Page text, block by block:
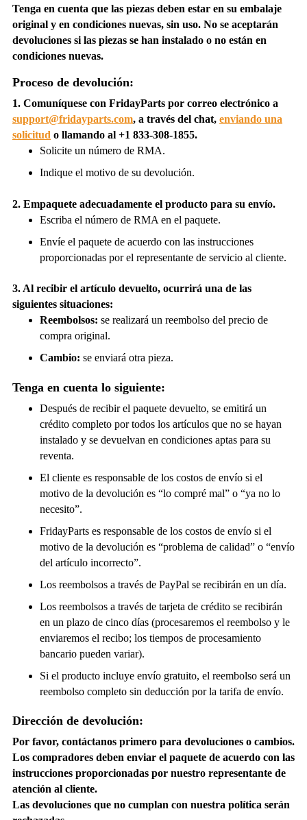
Tenga en cuenta que las piezas deben estar en su embalaje
original y en condiciones nuevas, sin uso. No se aceptarán
devoluciones si las piezas se han instalado o no están en
condiciones nuevas.
Proceso de devolución:
1. Comuníquese con FridayParts por correo electrónico a
support@fridayparts.com, a través del chat, enviando una
solicitud o llamando al +1 833-308-1855.
Solicite un número de RMA.
Indique el motivo de su devolución.
2. Empaquete adecuadamente el producto para su envío.
Escriba el número de RMA en el paquete.
Envíe el paquete de acuerdo con las instrucciones
proporcionadas por el representante de servicio al cliente.
3. Al recibir el artículo devuelto, ocurrirá una de las
siguientes situaciones:
Reembolsos: se realizará un reembolso del precio de
compra original.
Cambio: se enviará otra pieza.
Tenga en cuenta lo siguiente:
Después de recibir el paquete devuelto, se emitirá un
crédito completo por todos los artículos que no se hayan
instalado y se devuelvan en condiciones aptas para su
reventa.
El cliente es responsable de los costos de envío si el
motivo de la devolución es “lo compré mal” o “ya no lo
necesito”.
FridayParts es responsable de los costos de envío si el
motivo de la devolución es “problema de calidad” o “envío
del artículo incorrecto”.
Los reembolsos a través de PayPal se recibirán en un día.
Los reembolsos a través de tarjeta de crédito se recibirán
en un plazo de cinco días (procesaremos el reembolso y le
enviaremos el recibo; los tiempos de procesamiento
bancario pueden variar).
Si el producto incluye envío gratuito, el reembolso será un
reembolso completo sin deducción por la tarifa de envío.
Dirección de devolución:
Por favor, contáctanos primero para devoluciones o cambios.
Los compradores deben enviar el paquete de acuerdo con las
instrucciones proporcionadas por nuestro representante de
atención al cliente.
Las devoluciones que no cumplan con nuestra política serán